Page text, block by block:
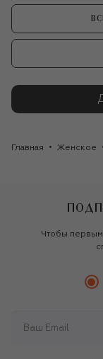
Главная Женское
Чтобы